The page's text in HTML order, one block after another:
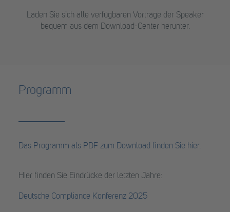
Laden Sie sich alle verfügbaren Vorträge der Speaker
bequem aus dem Download-Center herunter.
Programm
Das Programm als PDF zum Download finden Sie hier.
Hier finden Sie Eindrücke der letzten Jahre:
Deutsche Compliance Konferenz 2025